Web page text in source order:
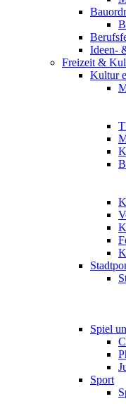
Ideen-
Freizeit &
Kultur
Spiel
Sport